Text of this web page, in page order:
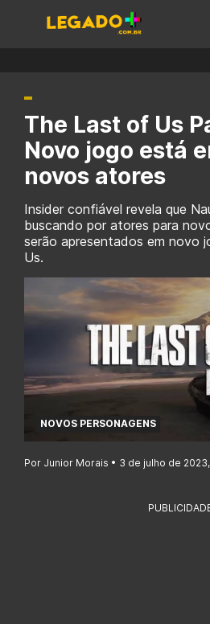
The Last of Us
Novo jogo está
novos atores
Insider confiável revela que
buscando por atores para
serão apresentados em novo
Us.
NOVOS PERSONAGENS
Por Junior Morais • 3 de julho de